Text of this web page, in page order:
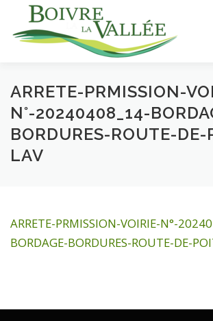
contenu
LA COMMUNE SERVICES
LOISIRS & SPORTS
ARRETE-PRMISSION-
N°-20240408_14-
BORDURES-ROUTE-DE-
LAV
ARRETE-PRMISSION-VOIRIE-N°-
BORDAGE-BORDURES-ROUTE-DE-